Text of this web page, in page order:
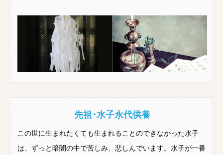
先祖･水子永代供養
この世に生まれたくても生まれることのできなかった水子
は、ずっと暗闇の中で苦しみ、悲しんでいます。水子が一番